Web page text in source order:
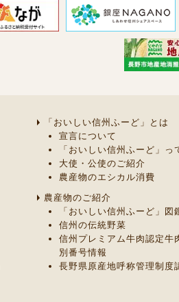
「おいしい信州ふーど」とは
宣言について
「おいしい信州ふーど」っ
大使・公使のご紹介
農産物のエシカル消費
農産物のご紹介
「おいしい信州ふーど」図
信州の伝統野菜
信州プレミアム牛肉認定牛
別番号情報
長野県原産地呼称管理制度